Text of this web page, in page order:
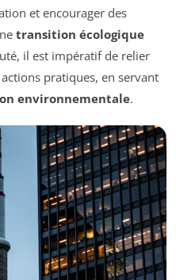
et encourager des
transition écologique
il est impératif de relier
pratiques, en servant
environnementale.